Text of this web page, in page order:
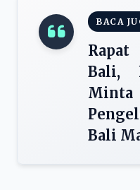
BACA
Bali,
Bali